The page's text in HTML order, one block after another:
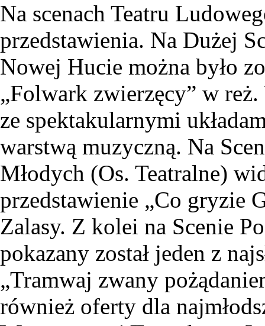
Na scenach Teatru
przedstawienia. Na Dużej
Nowej Hucie można było
„Folwark zwierzęcy” w
ze spektakularnymi
warstwą muzyczną. Na
Młodych (Os. Teatralne)
przedstawienie „Co gryzie
Zalasy. Z kolei na Scenie
pokazany został jeden z
„Tramwaj zwany
również oferty dla